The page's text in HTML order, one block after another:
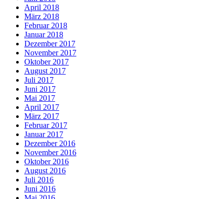
April 2018
März 2018
Februar 2018
Januar 2018
Dezember 2017
November 2017
Oktober 2017
August 2017
Juli 2017
Juni 2017
Mai 2017
April 2017
März 2017
Februar 2017
Januar 2017
Dezember 2016
November 2016
Oktober 2016
August 2016
Juli 2016
Juni 2016